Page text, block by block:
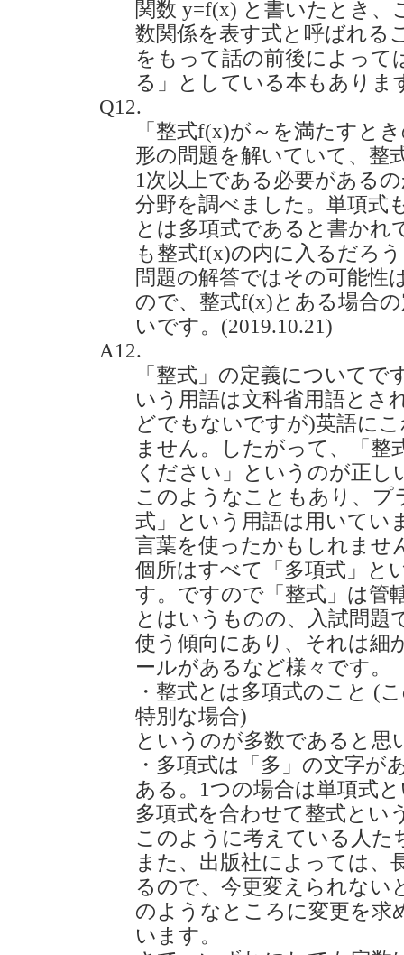
関数 y=f(x) と書いたとき、
数関係を表す式と呼ばれる
をもって話の前後によって
る」としている本もありま
Q12.
「整式f(x)が～を満たすと
形の問題を解いていて、整
1次以上である必要がある
分野を調べました。単項式
とは多項式であると書かれ
も整式f(x)の内に入るだろ
問題の解答ではその可能性
ので、整式f(x)とある場合
いです。(2019.10.21)
A12.
「整式」の定義について
いう用語は文科省用語とさ
どでもないですが)英語に
ません。したがって、「整
ください」というのが正
このようなこともあり、プ
式」という用語は用いてい
言葉を使ったかもしれませ
個所はすべて「多項式」と
す。ですので「整式」は管
とはいうものの、入試問題
使う傾向にあり、それは細
ールがあるなど様々です。
・整式とは多項式のこと (
特別な場合)
というのが多数であると思
・多項式は「多」の文字が
ある。1つの場合は単項式
多項式を合わせて整式とい
このように考えている人た
また、出版社によっては、
るので、今更変えられない
のようなところに変更を求
います。